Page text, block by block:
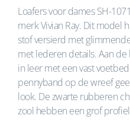
Loafers voor dames SH-
merk Vivian Ray. Dit model
stof versierd met
met lederen details. Aan
in leer met een vast
pennyband op de wreef
look. De zwarte rubberen
zool hebben een grof